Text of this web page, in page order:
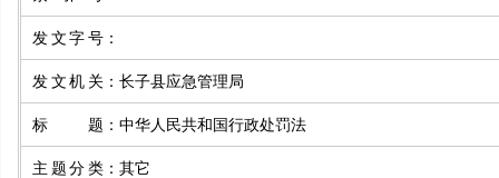
发文字号 ：
发文机关 ： 长子县应急管理局
标题 ： 中华人民共和国行政处罚法
主题分类 ： 其它